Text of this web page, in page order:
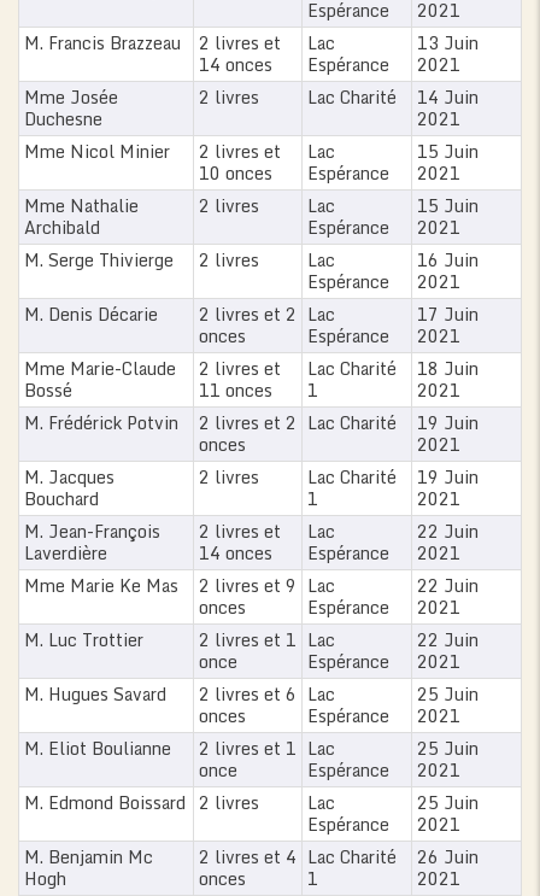
Espérance
2021
M. Francis Brazzeau
2 livres et
14 onces
Lac
Espérance
13 Juin
2021
Mme Josée
Duchesne
2 livres Lac Charité 14 Juin
2021
Mme Nicol Minier
2 livres et
10 onces
Lac
Espérance
15 Juin
2021
Mme Nathalie
Archibald
2 livres Lac
Espérance
15 Juin
2021
M. Serge Thivierge
2 livres Lac
Espérance
16 Juin
2021
M. Denis Décarie
2 livres et 2
onces
Lac
Espérance
17 Juin
2021
Mme Marie-Claude
Bossé
2 livres et
11 onces
Lac Charité
1
18 Juin
2021
M. Frédérick Potvin
2 livres et 2
onces
Lac Charité 19 Juin
2021
M. Jacques
Bouchard
2 livres Lac Charité
1
19 Juin
2021
M. Jean-François
Laverdière
2 livres et
14 onces
Lac
Espérance
22 Juin
2021
Mme Marie Ke Mas
2 livres et 9
onces
Lac
Espérance
22 Juin
2021
M. Luc Trottier
2 livres et 1
once
Lac
Espérance
22 Juin
2021
M. Hugues Savard
2 livres et 6
onces
Lac
Espérance
25 Juin
2021
M. Eliot Boulianne
2 livres et 1
once
Lac
Espérance
25 Juin
2021
M. Edmond Boissard 2 livres Lac
Espérance
25 Juin
2021
M. Benjamin Mc
Hogh
2 livres et 4
onces
Lac Charité
1
26 Juin
2021